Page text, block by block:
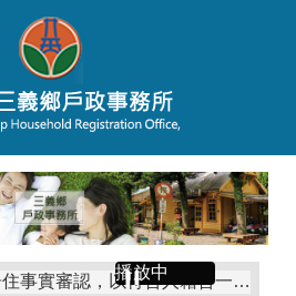
播放中 遷徙登記應依居住事實審認，以符合人籍合一原則，並正確戶籍資料。